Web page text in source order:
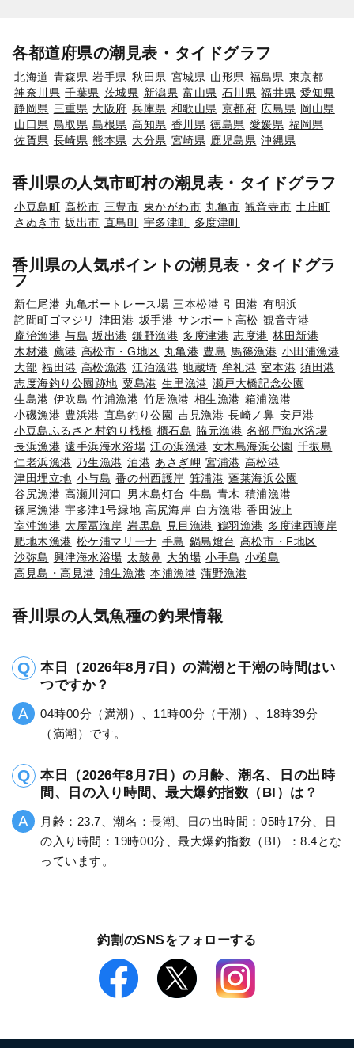
各都道府県の潮見表・タイドグラフ
北海道 青森県 岩手県 秋田県 宮城県 山形県 福島県 東京都
神奈川県 千葉県 茨城県 新潟県 富山県 石川県 福井県 愛知県
静岡県 三重県 大阪府 兵庫県 和歌山県 京都府 広島県 岡山県
山口県 鳥取県 島根県 高知県 香川県 徳島県 愛媛県 福岡県
佐賀県 長崎県 熊本県 大分県 宮崎県 鹿児島県 沖縄県
香川県の人気市町村の潮見表・タイドグラフ
小豆島町 高松市 三豊市 東かがわ市 丸亀市 観音寺市 土庄町
さぬき市 坂出市 直島町 宇多津町 多度津町
香川県の人気ポイントの潮見表・タイドグラ
フ
新仁尾港 丸亀ボートレース場 三本松港 引田港 有明浜
詫間町ゴマジリ
津田港 坂手港 サンポート高松 観音寺港
庵治漁港 与島 坂出港 鎌野漁港 多度津港 志度港 林田新港
木材港 薦港 高松市・G地区 丸亀港 豊島 馬篠漁港 小田浦漁港
大部 福田港 高松漁港 江泊漁港 地蔵埼 牟礼港 室本港 須田港
志度海釣り公園跡地 粟島港 生里漁港 瀬戸大橋記念公園
生島港 伊吹島 竹浦漁港 竹居漁港 相生漁港 箱浦漁港
小磯漁港 豊浜港 直島釣り公園 吉見漁港 長崎ノ鼻 安戸港
小豆島ふるさと村釣り桟橋 櫃石島 脇元漁港 名部戸海水浴場
長浜漁港 遠手浜海水浴場 江の浜漁港 女木島海浜公園 千振島
仁老浜漁港 乃生漁港 泊港 あさぎ岬 宮浦港 高松港
津田埋立地 小与島 番の州西護岸 箕浦港 蓬莱海浜公園
谷尻漁港 高瀬川河口 男木島灯台 牛島 青木 積浦漁港
篠尾漁港 宇多津1号緑地 高尻海岸 白方漁港 香田波止
室沖漁港 大屋冨海岸 岩黒島 見目漁港 鶴羽漁港 多度津西護岸
肥地木漁港 松ケ浦マリーナ 手島 鍋島燈台 高松市・F地区
沙弥島 興津海水浴場 太鼓鼻 大的場 小手島 小槌島
高見島・高見港 浦生漁港 本浦漁港 蒲野漁港
香川県の人気魚種の釣果情報
本日（2026年8月7日）の満潮と干潮の時間はい
つですか？
04時00分（満潮）、11時00分（干潮）、18時39分
（満潮）です。
本日（2026年8月7日）の月齢、潮名、日の出時
間、日の入り時間、最大爆釣指数（BI）は？
月齢：23.7、潮名：長潮、日の出時間：05時17分、日
の入り時間：19時00分、最大爆釣指数（BI）：8.4とな
っています。
釣割のSNSをフォローする